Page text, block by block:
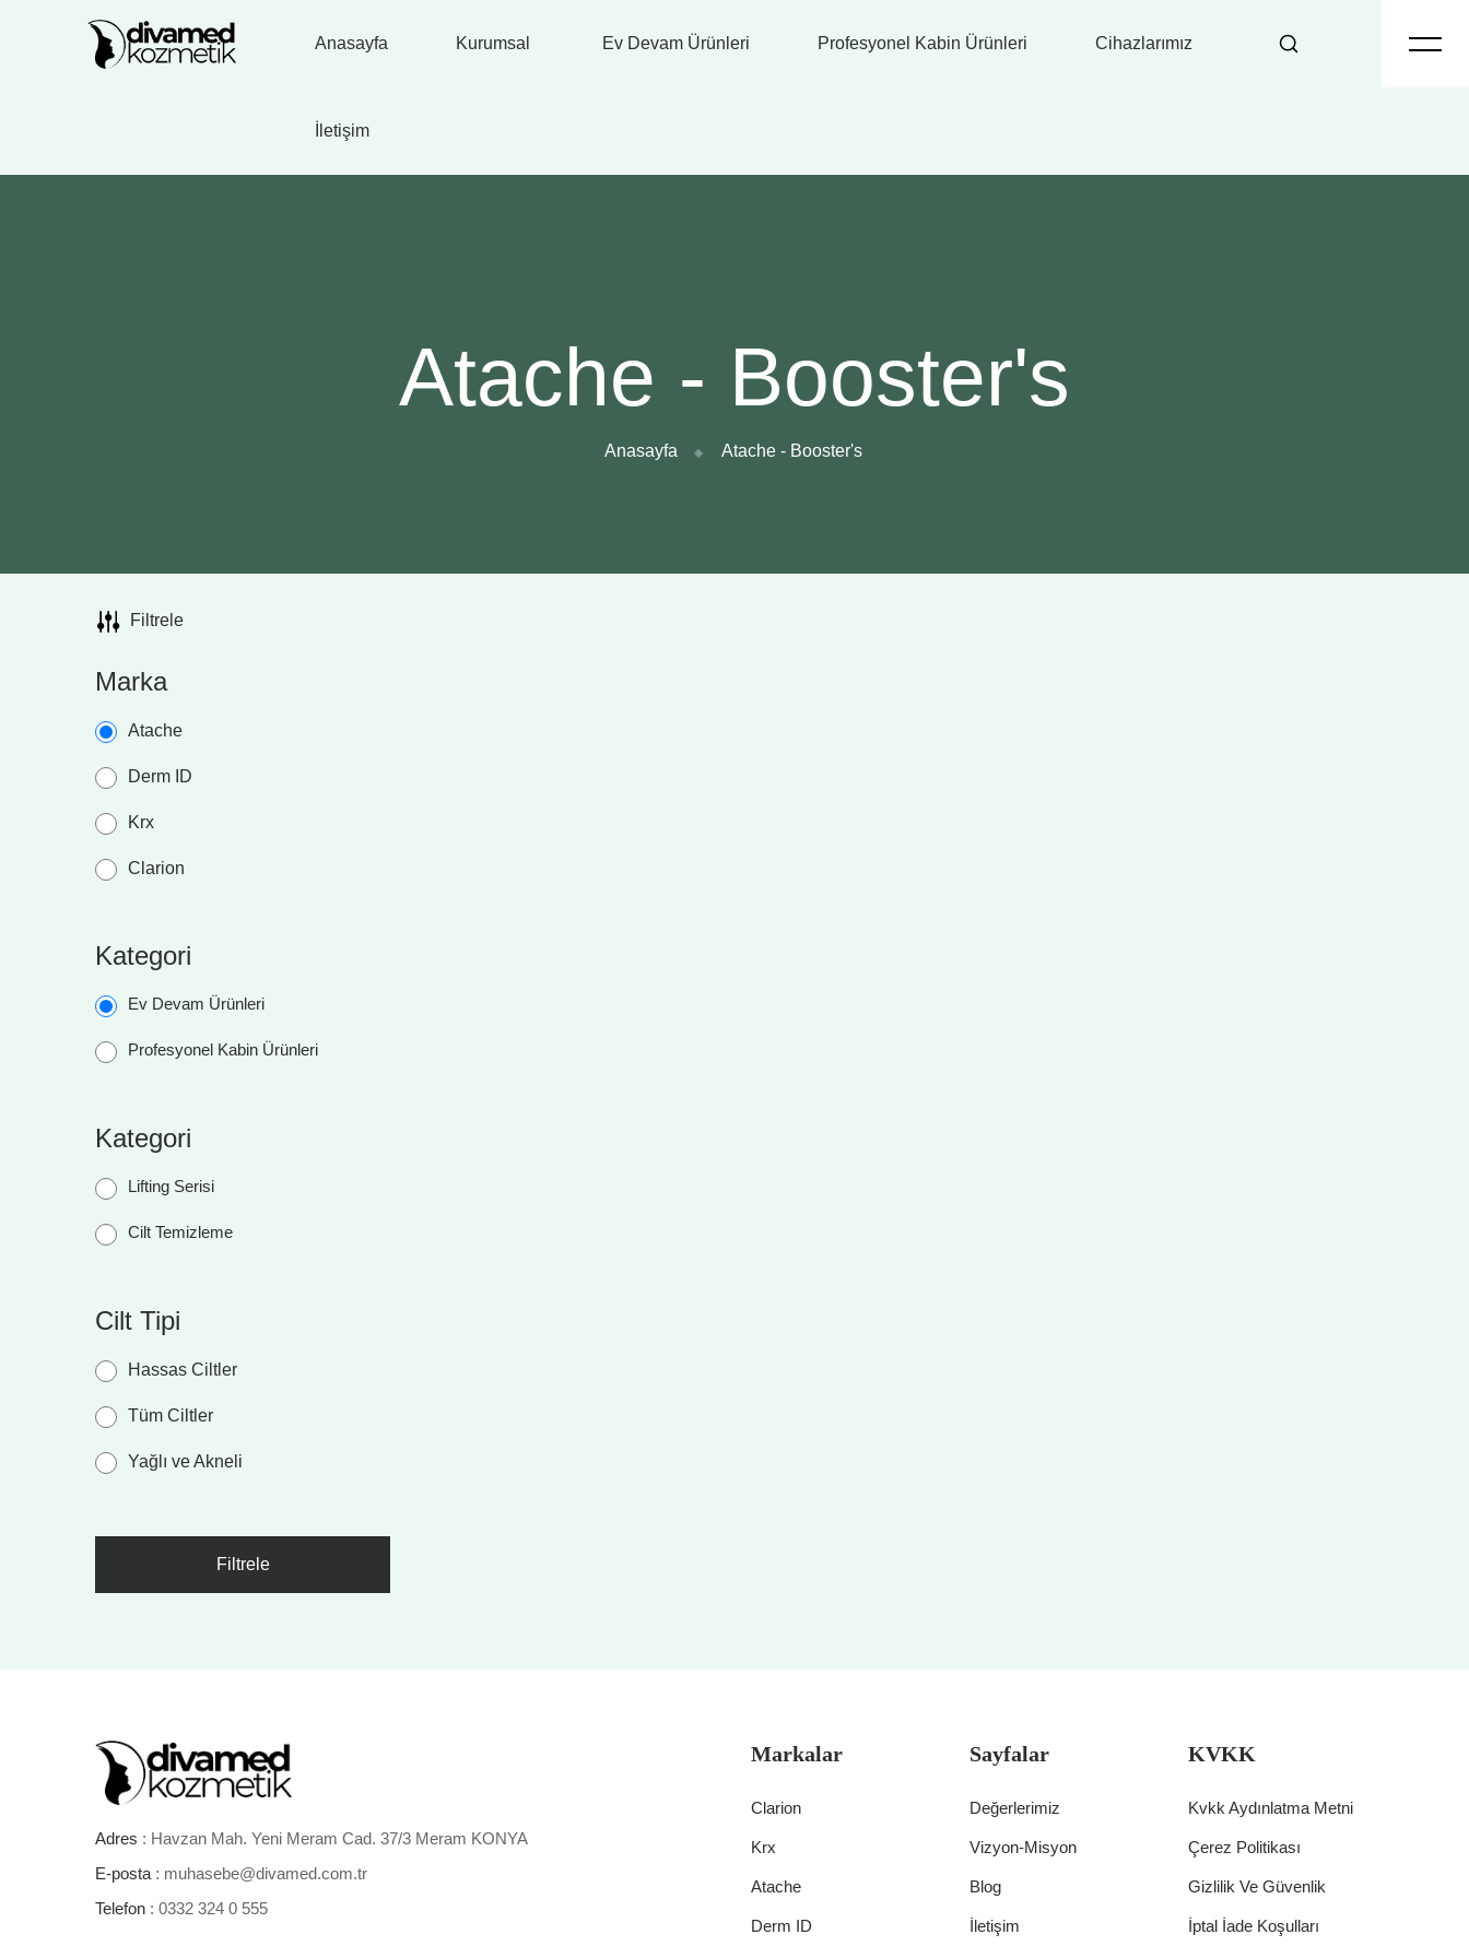
Anasayfa Kurumsal Ev Devam Ürünleri Profesyonel Kabin Ürünleri Cihazlarımız
İletişim
Atache - Booster's
Anasayfa Atache - Booster's
Filtrele
Marka
Atache
Derm ID
Krx
Clarion
Kategori
Ev Devam Ürünleri
Profesyonel Kabin Ürünleri
Kategori
Lifting Serisi
Cilt Temizleme
Cilt Tipi
Hassas Ciltler
Tüm Ciltler
Yağlı ve Akneli
Filtrele
Adres : Havzan Mah. Yeni Meram Cad. 37/3 Meram KONYA
E-posta : muhasebe@divamed.com.tr
Telefon : 0332 324 0 555
Markalar
Clarion
Krx
Atache
Derm ID
Sayfalar
Değerlerimiz
Vizyon-Misyon
Blog
İletişim
KVKK
Kvkk Aydınlatma Metni
Çerez Politikası
Gizlilik Ve Güvenlik
İptal İade Koşulları